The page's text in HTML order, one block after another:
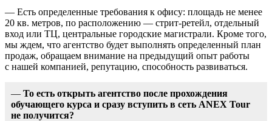
— Есть определенные требования к офису: площадь не менее
20 кв. метров, по расположению — стрит-ретейл, отдельный
вход или ТЦ, центральные городские магистрали. Кроме того,
мы ждем, что агентство будет выполнять определенный план
продаж, обращаем внимание на предыдущий опыт работы
с нашей компанией, репутацию, способность развиваться.
— То есть открыть агентство после прохождения
обучающего курса и сразу вступить в сеть ANEX Tour
не получится?